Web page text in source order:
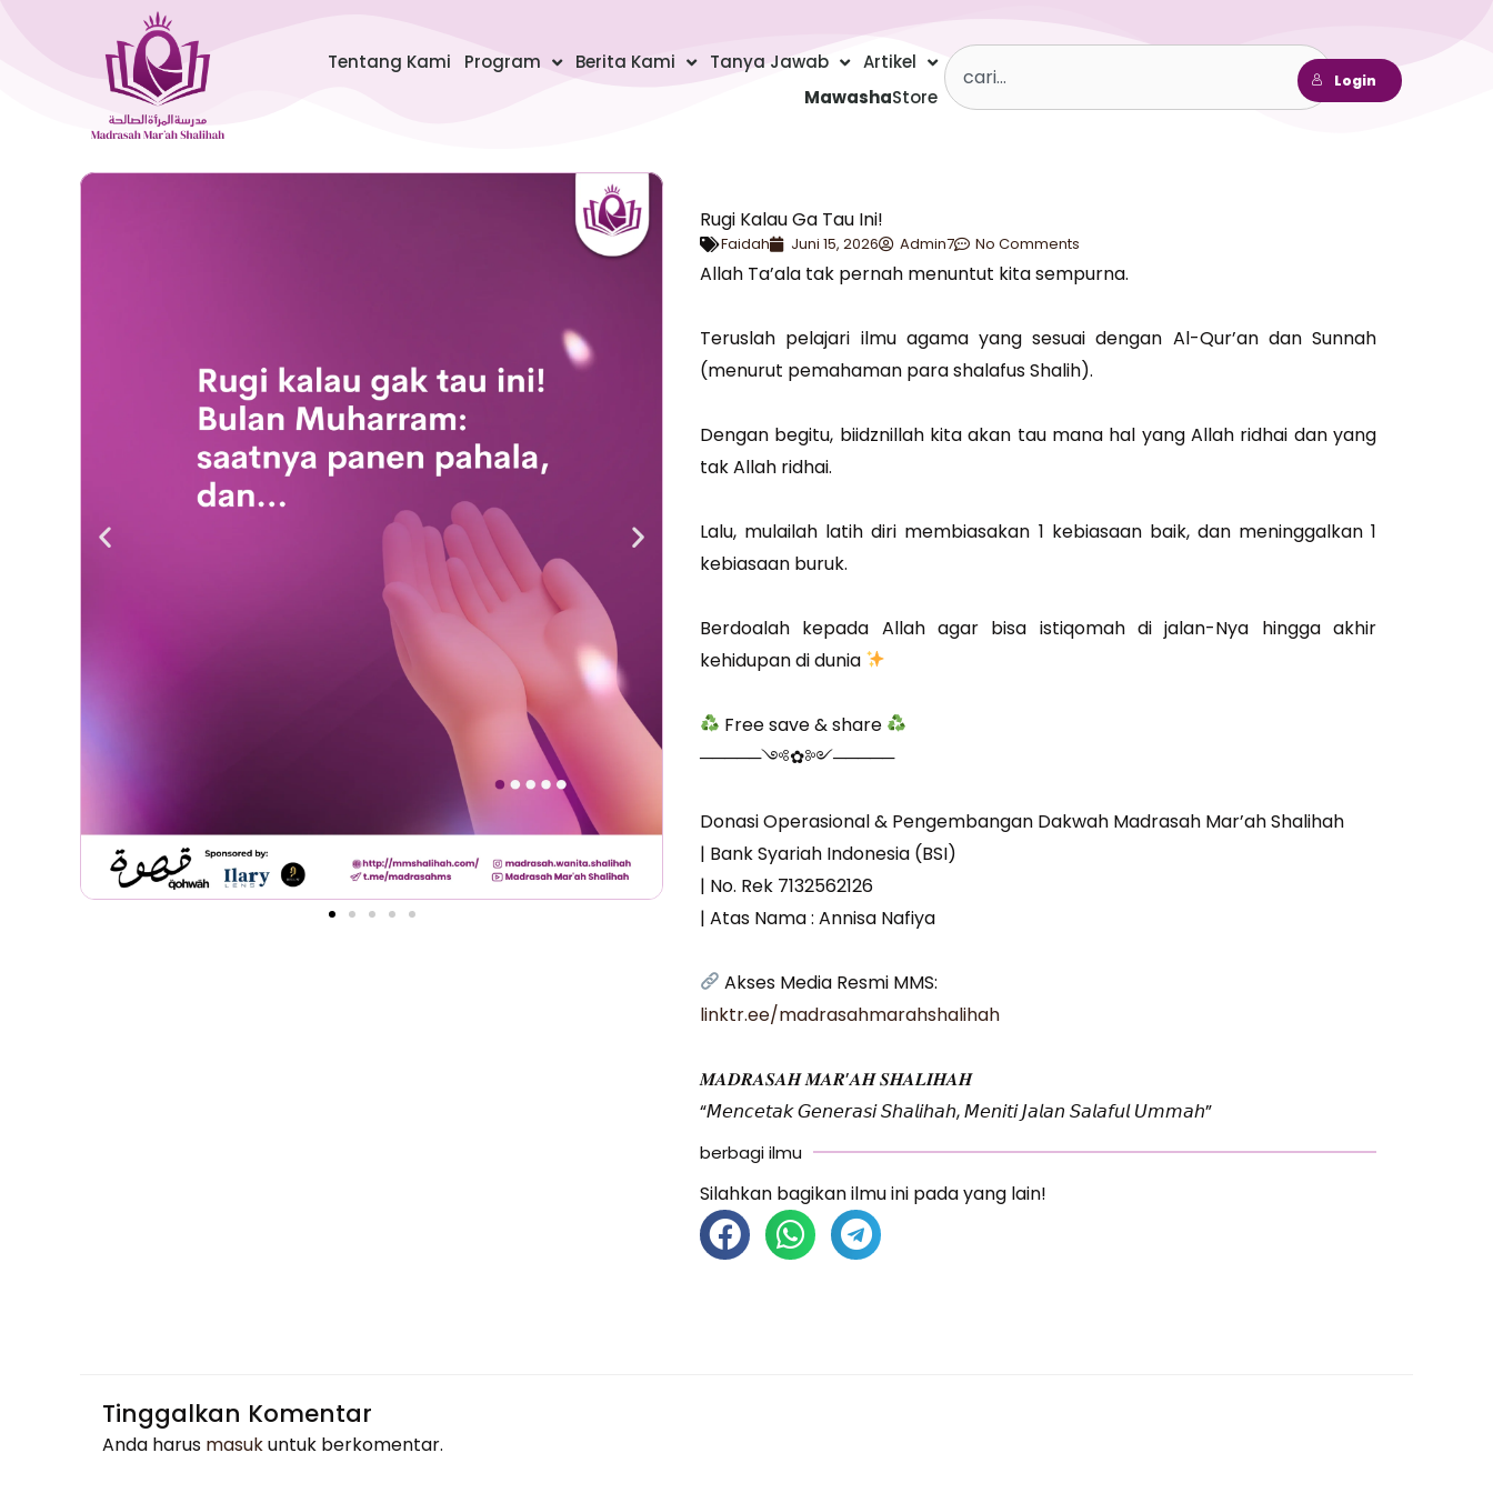
Tentang Kami Program Berita Kami Tanya Jawab
Artikel
MawashaStore
Search
Login
Rugi Kalau Ga Tau Ini!
Faidah Juni 15, 2026 Admin7 No Comments
Allah Ta’ala tak pernah menuntut kita sempurna.
Teruslah pelajari ilmu agama yang sesuai dengan Al-Qur’an dan Sunnah
(menurut pemahaman para shalafus Shalih).
Dengan begitu, biidznillah kita akan tau mana hal yang Allah ridhai dan yang
tak Allah ridhai.
Lalu, mulailah latih diri membiasakan 1 kebiasaan baik, dan meninggalkan 1
kebiasaan buruk.
Berdoalah kepada Allah agar bisa istiqomah di jalan-Nya hingga akhir
kehidupan di dunia
Free save & share
─────༺✿༻─────
Donasi Operasional & Pengembangan Dakwah Madrasah Mar’ah Shalihah
| Bank Syariah Indonesia (BSI)
| No. Rek 7132562126
| Atas Nama : Annisa Nafiya
Akses Media Resmi MMS:
linktr.ee/madrasahmarahshalihah
𝑴𝑨𝑫𝑹𝑨𝑺𝑨𝑯 𝑴𝑨𝑹’𝑨𝑯 𝑺𝑯𝑨𝑳𝑰𝑯𝑨𝑯
“𝘔𝘦𝘯𝘤𝘦𝘵𝘢𝘬 𝘎𝘦𝘯𝘦𝘳𝘢𝘴𝘪 𝘚𝘩𝘢𝘭𝘪𝘩𝘢𝘩, 𝘔𝘦𝘯𝘪𝘵𝘪 𝘑𝘢𝘭𝘢𝘯 𝘚𝘢𝘭𝘢𝘧𝘶𝘭 𝘜𝘮𝘮𝘢𝘩”
berbagi ilmu
Silahkan bagikan ilmu ini pada yang lain!
Tinggalkan Komentar
Anda harus masukuntuk berkomentar.